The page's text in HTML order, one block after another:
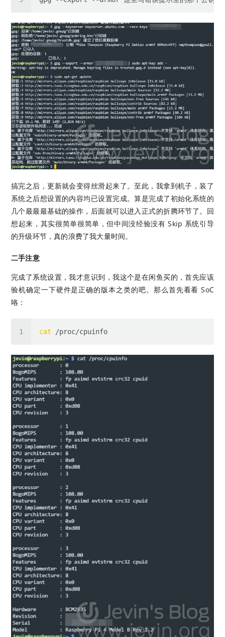
搞完之后，更新就会变得丝滑起来了。至此，我拿到机子，装了
系统之后想设置的内容均已设置完成。算是完成了初始化系统的
几个最最最基础的操作，后面就可以进入正式的折腾环节了。回
想起来，其实很简单很简单，但中间没经验没有 Skip 系统引导
的升级环节，真的浪费了我大量时间。
二手注意
完成了系统设置，我才意识到，我这个是在闲鱼买的，首先应该
验机确定一下硬件是正确的版本之类的吧。那么首先看看 SoC
咯：
cat